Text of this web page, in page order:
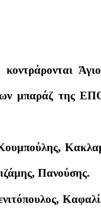
μπαράζ της
Πανούσης.